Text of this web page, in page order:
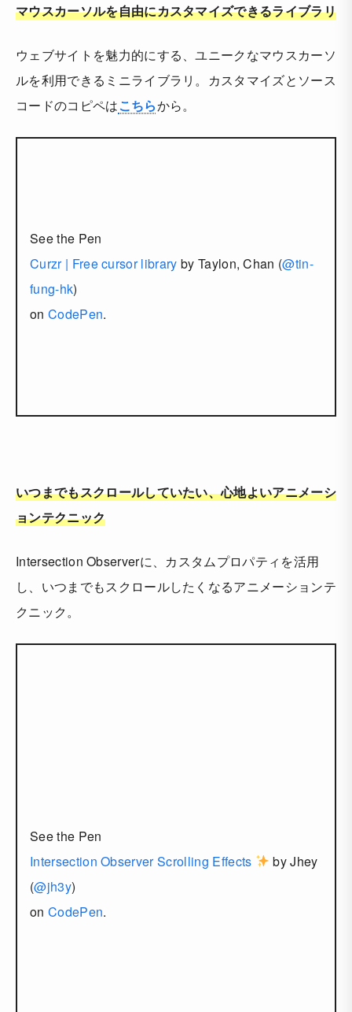
マウスカーソルを自由にカスタマイズできるライブラリ
ウェブサイトを魅力的にする、ユニークなマウスカーソ
ルを利用できるミニライブラリ。カスタマイズとソース
コードのコピペはこちらから。
See the Pen
Curzr | Free cursor library by Taylon, Chan (@tin-
fung-hk)
on CodePen.
いつまでもスクロールしていたい、心地よいアニメーシ
ョンテクニック
Intersection Observerに、カスタムプロパティを活用
し、いつまでもスクロールしたくなるアニメーションテ
クニック。
See the Pen
Intersection Observer Scrolling Effects
by Jhey
(@jh3y)
on CodePen.